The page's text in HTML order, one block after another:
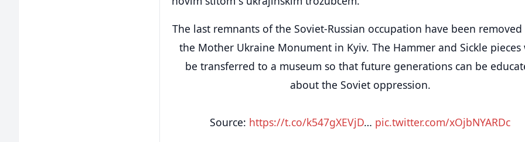
The last remnants of the Soviet-Russian occupation have been
the Mother Ukraine Monument in Kyiv. The Hammer and Sickle
be transferred to a museum so that future generations can be
about the Soviet oppression.
Source: https://t.co/k547gXEVjD… pic.twitter.com/xOjbNYARDc